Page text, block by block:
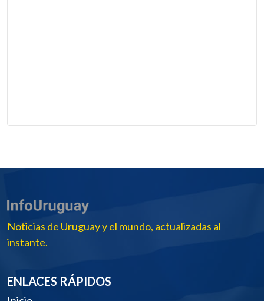
Noticias de Uruguay y el mundo, actualizadas al
instante.
ENLACES RÁPIDOS